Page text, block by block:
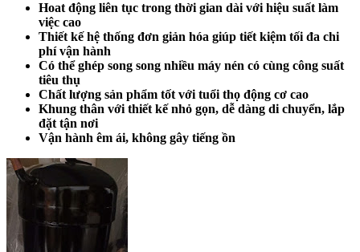
Hoat động liên tục trong thời gian dài với hiệu suất làm
việc cao
Thiết kế hệ thống đơn giản hóa giúp tiết kiệm tối đa chi
phí vận hành
Có thể ghép song song nhiều máy nén có cùng công suất
tiêu thụ
Chất lượng sản phẩm tốt với tuổi thọ động cơ cao
Khung thân với thiết kế nhỏ gọn, dễ dàng di chuyển, lắp
đặt tận nơi
Vận hành êm ái, không gây tiếng ồn